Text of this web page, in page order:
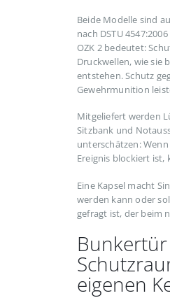
Beide Modelle sind
nach DSTU
OZK 2 bedeutet:
Druckwellen, wie sie
entstehen. Schutz
Gewehrmunition
Mitgeliefert werden
Sitzbank und
unterschätzen:
Ereignis blockiert
Eine Kapsel macht
werden kann oder
gefragt ist, der beim
eigenen